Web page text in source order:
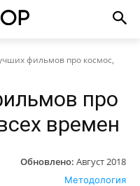
фильмов про космос,
про
времен
Обновлено: Август 2018
Методология